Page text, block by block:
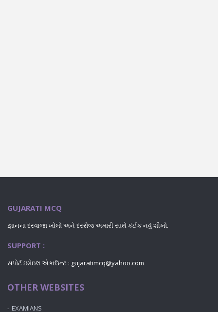
GUJARATI MCQ
જ્ઞાનના દરવાજા ખોલો અને દરરોજ અમારી સાથે કંઈક નવું શીખો.
SUPPORT :
સપોર્ટ ઇમેઇલ એકાઉન્ટ : gujaratimcq@yahoo.com
OTHER WEBSITES
EXAMIANS